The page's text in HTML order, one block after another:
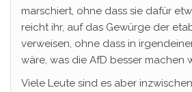
marschiert, ohne dass sie dafür
reicht ihr, auf das Gewürge der
verweisen, ohne dass in
wäre, was die AfD besser machen
Viele Leute sind es aber